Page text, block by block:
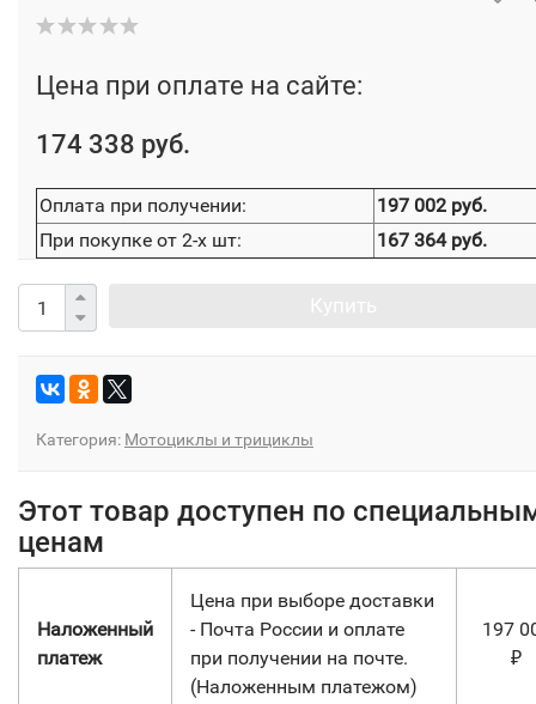
Цена при оплате на сайте:
174 338 руб.
Оплата при получении:
197 002 руб.
При покупке от 2-х шт:
167 364 руб.
Категория: Мотоциклы и трициклы
Этот товар доступен по
ценам
Наложенный
платеж
Цена при выборе доставки
- Почта России и оплате
при получении на почте.
(Наложенным платежом)
197
₽